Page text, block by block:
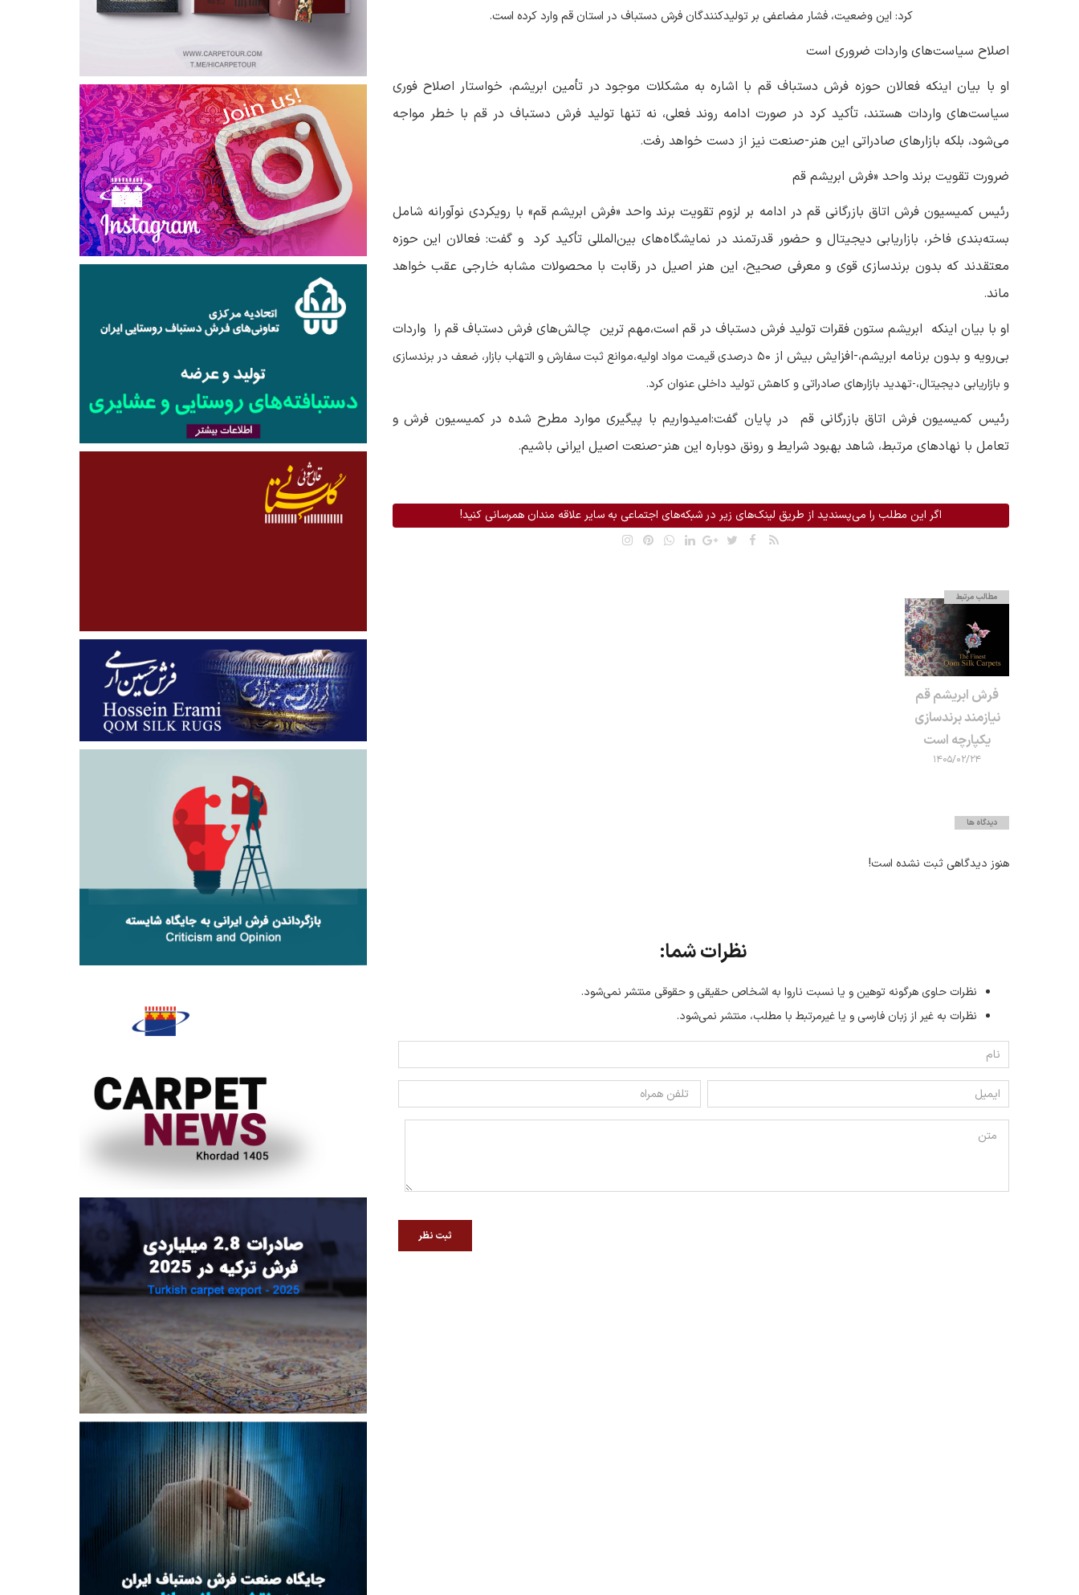
کرد: این وضعیت، فشار مضاعفی بر تولیدکنندگان فرش دستباف در استان قم وارد کرده است.
اصلاح سیاست‌های واردات ضروری است
او با بیان اینکه فعالان حوزه فرش دستباف قم با اشاره به مشکلات موجود در تأمین ابریشم، خواستار اصلاح فوری
سیاست‌های واردات هستند، تأکید کرد در صورت ادامه روند فعلی، نه تنها تولید فرش دستباف در قم با خطر مواجه
می‌شود، بلکه بازار‌های صادراتی این هنر-صنعت نیز از دست خواهد رفت.
ضرورت تقویت برند واحد «فرش ابریشم قم
رئیس کمیسیون فرش اتاق بازرگانی قم در ادامه بر لزوم تقویت برند واحد «فرش ابریشم قم» با رویکردی نوآورانه شامل
بسته‌بندی فاخر، بازاریابی دیجیتال و حضور قدرتمند در نمایشگاه‌های بین‌المللی تأکید کرد و گفت: فعالان این حوزه
معتقدند که بدون برندسازی قوی و معرفی صحیح، این هنر اصیل در رقابت با محصولات مشابه خارجی عقب خواهد
ماند.
او با بیان اینکه ابریشم ستون فقرات تولید فرش دستباف در قم است،مهم ترین چالش‌های فرش دستباف قم را واردات
بی‌رویه و بدون برنامه ابریشم،-افزایش بیش از ۵۰ درصدی قیمت مواد اولیه،موانع ثبت سفارش و التهاب بازار، ضعف در برندسازی
و بازاریابی دیجیتال،-تهدید بازار‌های صادراتی و کاهش تولید داخلی عنوان کرد.
رئیس کمیسیون فرش اتاق بازرگانی قم در پایان گفت:امیدواریم با پیگیری موارد مطرح شده در کمیسیون فرش و
تعامل با نهاد‌های مرتبط، شاهد بهبود شرایط و رونق دوباره این هنر-صنعت اصیل ایرانی باشیم.
اگر این مطلب را می‌پسندید از طریق لینک‌های زیر در شبکه‌های اجتماعی به سایر علاقه مندان همرسانی کنید!
مطالب مرتبط
فرش ابریشم قم
نیازمند برندسازی
یکپارچه است
۱۴۰۵/۰۲/۲۴
دیدگاه ها
هنوز دیدگاهی ثبت نشده است!
نظرات شما:
نظرات حاوی هرگونه توهین و یا نسبت ناروا به اشخاص حقیقی و حقوقی منتشر نمی‌شود.
نظرات به غیر از زبان فارسی و یا غیر‌مرتبط با مطلب، منتشر نمی‌شود.
ثبت نظر